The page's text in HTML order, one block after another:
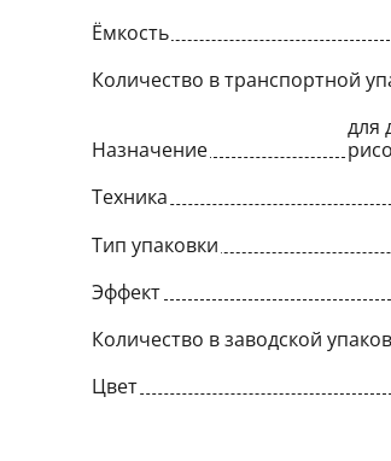
Ёмкость
Количество в транспортной
Назначение
для
Техника
Тип упаковки
Эффект
Количество в заводской
Цвет